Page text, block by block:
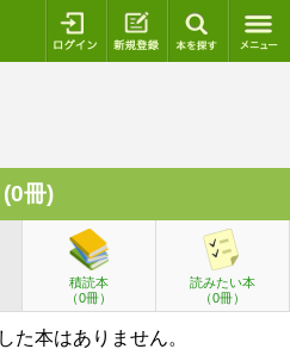
ログイン 新規登録
冊)
積読本
（0冊）
読みたい本
（0冊）
た本はありません。